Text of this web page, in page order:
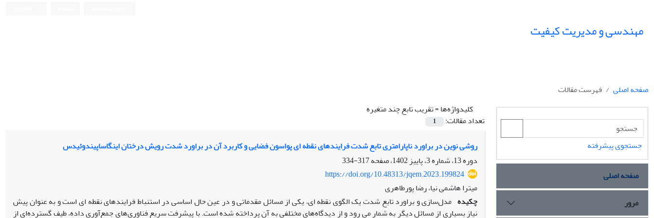
مهندسی و مدیریت کیفیت
صفحه اصلی
فهرست مقالات
کلیدواژه‌ها =تقریب تابع چند متغیره
تعداد مقالات:
1
روشی نوین در براورد ناپارامتری تابع شدت فرایندهای نقطه ای پواسون فضایی و کاربرد آن در براورد شدت رویش درختان اینگاساپیندوئیدس
دوره 13، شماره 3، پاییز 1402، صفحه
317-334
https://doi.org/10.48313/jqem.2023.199824
میترا هاشمی نیا، رضا پورطاهری
چکیده مدل‌سازی و براورد تابع شدت یک الگوی نقطه ای، یکی از مسائل مقدماتی و در عین حال اساسی در استنباط فرایندهای نقطه ای است و به عنوان پیش
نیاز بسیاری از مسائل دیگر به شمار می رود و از دیدگاه‌های مختلفی به آن پرداخته شده است. با پیشرفت سریع فناوری‌های جمع‌آوری داده، طیف گسترده‌ای از
جستجوی پیشرفته
صفحه اصلی
مرور